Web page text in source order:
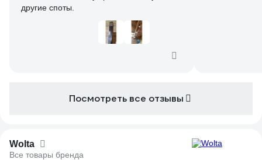
другие споты.
Посмотреть все отзывы
Wolta
Все товары бренда